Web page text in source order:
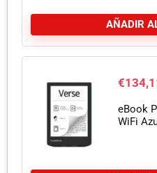
AÑADIR
€
eBook
WiFi